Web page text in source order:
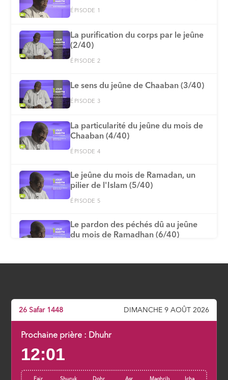
ÉPISODE 1
La purification du corps par le jeûne
(2/40)
ÉPISODE 2
Le sens du jeûne de Chaaban (3/40)
ÉPISODE 3
La particularité du jeûne du mois de
Chaaban (4/40)
ÉPISODE 4
Le jeûne du mois de Ramadan, un
pilier de l'Islam (5/40)
ÉPISODE 5
Le pardon des péchés dû au jeûne
du mois de Ramadhan (6/40)
ÉPISODE 7
Les actes, dont le jeûne, ne valent
que par les intentions qui les anime
26 Safar 1448 DIMANCHE 9 AOÛT 2026
Prochaine prière : Dhuhr
12:01
Fajr
Shuruk
Dohr
Asr
Maghrib
Icha